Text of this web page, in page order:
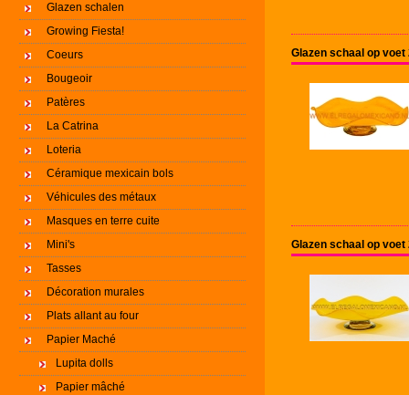
Glazen schalen
Growing Fiesta!
Coeurs
Bougeoir
Patères
La Catrina
Loteria
Céramique mexicain bols
Véhicules des métaux
Masques en terre cuite
Mini's
Tasses
Décoration murales
Plats allant au four
Papier Maché
Lupita dolls
Papier mâché
Glazen schaal op voet
Glazen schaal op voet